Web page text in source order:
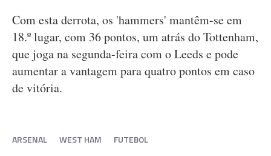
Com esta derrota, os 'hammers' mantêm-se em
18.º lugar, com 36 pontos, um atrás do Tottenham,
que joga na segunda-feira com o Leeds e pode
aumentar a vantagem para quatro pontos em caso
de vitória.
ARSENAL WEST HAM FUTEBOL